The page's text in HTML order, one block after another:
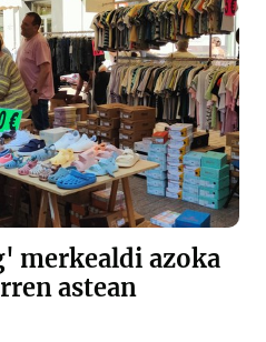
merkealdi azoka
astean